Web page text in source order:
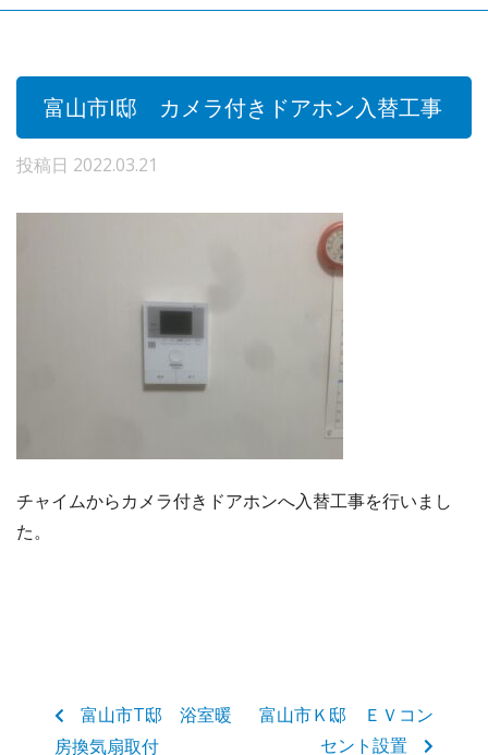
富山市I邸 カメラ付きドアホン入替工事
投稿日 2022.03.21
チャイムからカメラ付きドアホンへ入替工事を行いまし
た。
富山市T邸 浴室暖
房換気扇取付
富山市Ｋ邸 ＥＶコン
セント設置